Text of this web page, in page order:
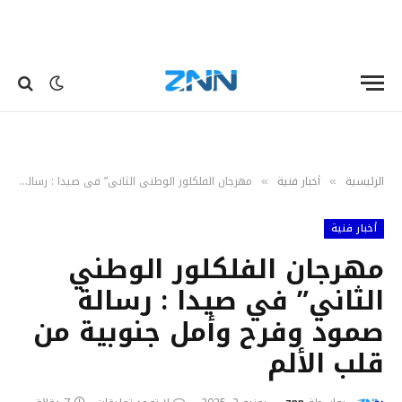
الرئيسية » أخبار فنية » مهرجان الفلكلور الوطني الثاني” في صيدا : رسالة صمود وفرح وأمل جنوبية من قلب الألم
أخبار فنية
مهرجان الفلكلور الوطني
الثاني” في صيدا : رسالة
صمود وفرح وأمل جنوبية من
قلب الألم